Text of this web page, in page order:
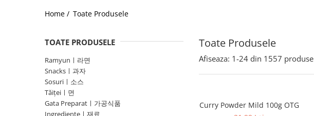
Home / Toate Produsele
Toate Produsele
TOATE PRODUSELE
Ramyunㅣ라면
Snacksㅣ과자
Sosuriㅣ소스
Tăițeiㅣ면
Gata Preparatㅣ가공식품
Ingredienteㅣ재료
Afiseaza: 1-24 din 1557 produse
Curry Powder Mild 100g OTG